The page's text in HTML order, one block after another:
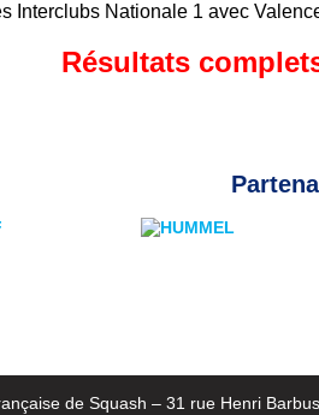
Interclubs Nationale 1 avec
Résultats
de Squash – 31 rue Henri